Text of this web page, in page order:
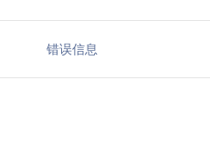
错误信息